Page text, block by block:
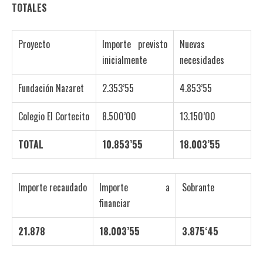
TOTALES
Proyecto
Importe previsto
inicialmente
Nuevas
necesidades
Fundación Nazaret
2.353’55
4.853’55
Colegio El Cortecito
8.500’00
13.150’00
TOTAL
10.853’55 18.003’55
Importe recaudado
Importe a
financiar
Sobrante
21.878 18.003’55 3.875‘45